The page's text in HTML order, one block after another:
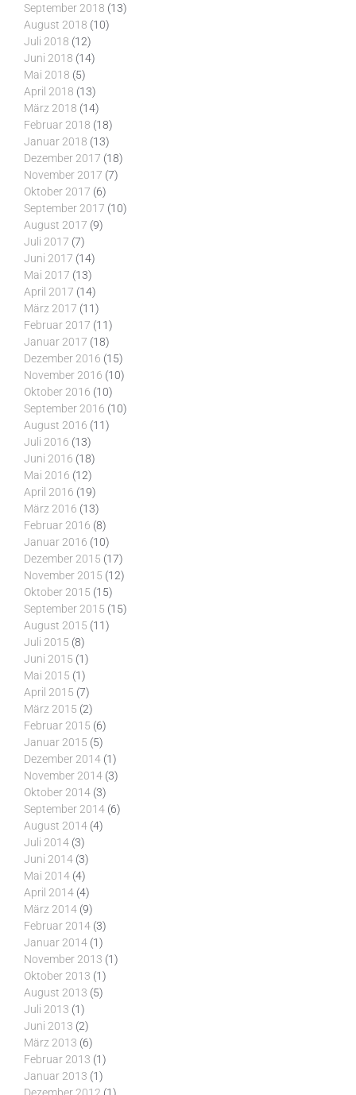
September 2018 (13)
August 2018 (10)
Juli 2018 (12)
Juni 2018 (14)
Mai 2018 (5)
April 2018 (13)
März 2018 (14)
Februar 2018 (18)
Januar 2018 (13)
Dezember 2017 (18)
November 2017 (7)
Oktober 2017 (6)
September 2017 (10)
August 2017 (9)
Juli 2017 (7)
Juni 2017 (14)
Mai 2017 (13)
April 2017 (14)
März 2017 (11)
Februar 2017 (11)
Januar 2017 (18)
Dezember 2016 (15)
November 2016 (10)
Oktober 2016 (10)
September 2016 (10)
August 2016 (11)
Juli 2016 (13)
Juni 2016 (18)
Mai 2016 (12)
April 2016 (19)
März 2016 (13)
Februar 2016 (8)
Januar 2016 (10)
Dezember 2015 (17)
November 2015 (12)
Oktober 2015 (15)
September 2015 (15)
August 2015 (11)
Juli 2015 (8)
Juni 2015 (1)
Mai 2015 (1)
April 2015 (7)
März 2015 (2)
Februar 2015 (6)
Januar 2015 (5)
Dezember 2014 (1)
November 2014 (3)
Oktober 2014 (3)
September 2014 (6)
August 2014 (4)
Juli 2014 (3)
Juni 2014 (3)
Mai 2014 (4)
April 2014 (4)
März 2014 (9)
Februar 2014 (3)
Januar 2014 (1)
November 2013 (1)
Oktober 2013 (1)
August 2013 (5)
Juli 2013 (1)
Juni 2013 (2)
März 2013 (6)
Februar 2013 (1)
Januar 2013 (1)